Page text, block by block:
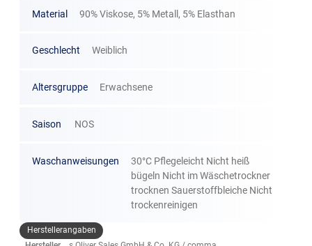
Material 90% Viskose, 5% Metall, 5% Elasthan
Geschlecht Weiblich
Altersgruppe Erwachsene
Saison NOS
Waschanweisungen
30°C Pflegeleicht Nicht heiß
bügeln Nicht im Wäschetrockner
trocknen Sauerstoffbleiche Nicht
trockenreinigen
Herstellerangaben